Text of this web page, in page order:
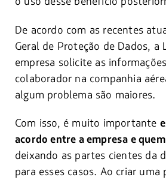
De acordo com as recentes
Geral de Proteção de Dados, a
empresa solicite as
colaborador na companhia
algum problema são maiores.
Com isso, é muito importante
acordo entre a empresa e
deixando as partes cientes da
para esses casos. Ao criar